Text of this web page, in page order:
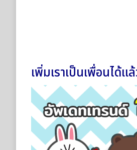
เพิ่มเราเป็นเพื่อนได้แ